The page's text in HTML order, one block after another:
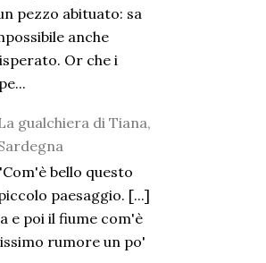
pezzo abituato: sa
anche
Or che i
gualchiera di Tiana,
bello questo
paesaggio. [...]
e poi il fiume com'è
rumore un po'